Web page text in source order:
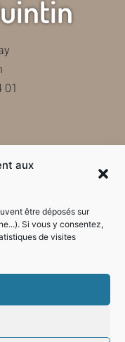
aux
être déposés sur
Si vous y consentez,
de visites
01
mairie